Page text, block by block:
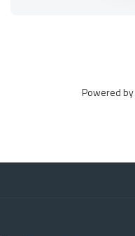
Powered by